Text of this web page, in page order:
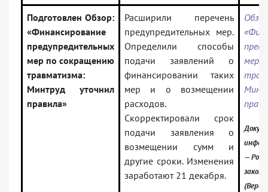
Подготовлен Обзор:
«Финансирование
предупредительных
мер по сокращению
травматизма:
Минтруд уточнил
правила»
Расширили перечень
предупредительных мер.
Определили способы
подачи заявлений о
финансировании таких
мер и о возмещении
расходов.
Скорректировали срок
подачи заявления о
возмещении сумм и
другие сроки. Изменения
заработают 21 декабря.
мер
—